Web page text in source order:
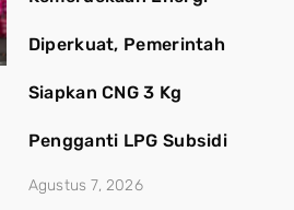
Diperkuat, Pemerintah
Siapkan CNG 3 Kg
Pengganti LPG Subsidi
Agustus 7, 2026